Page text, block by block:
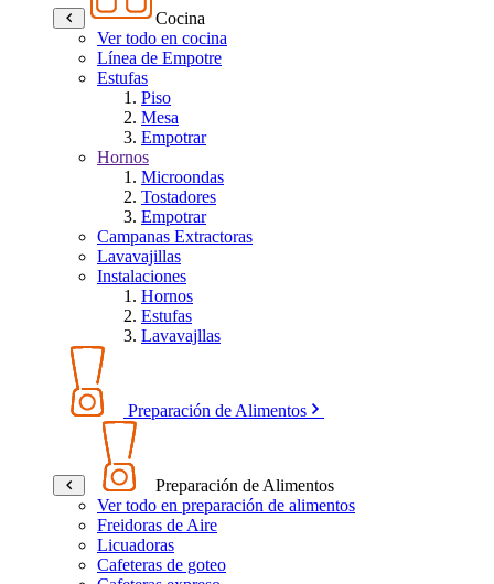
Cocina
Ver todo en cocina
Línea de Empotre
Estufas
Piso
Mesa
Empotrar
Hornos
Microondas
Tostadores
Empotrar
Campanas Extractoras
Lavavajillas
Instalaciones
Hornos
Estufas
Lavavajllas
Preparación de Alimentos
Preparación de Alimentos
Ver todo en preparación de alimentos
Freidoras de Aire
Licuadoras
Cafeteras de goteo